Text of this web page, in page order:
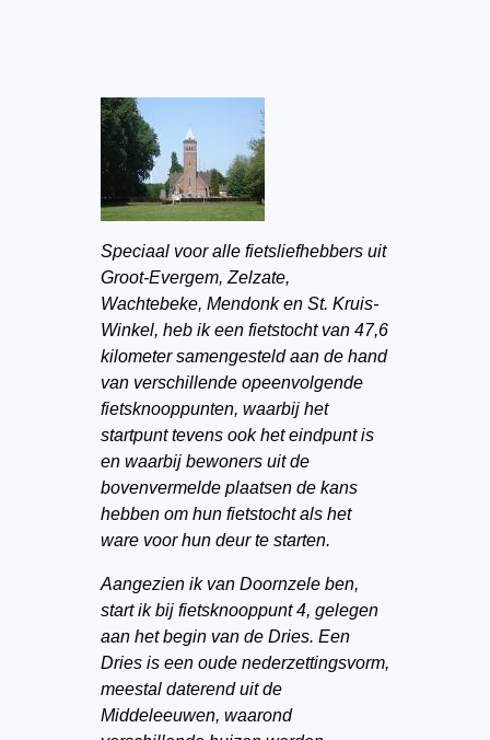
Speciaal voor alle fietsliefhebbers uit
Groot-Evergem, Zelzate,
Wachtebeke, Mendonk en St. Kruis-
Winkel, heb ik een fietstocht van 47,6
kilometer samengesteld aan de hand
van verschillende opeenvolgende
fietsknooppunten, waarbij het
startpunt tevens ook het eindpunt is
en waarbij bewoners uit de
bovenvermelde plaatsen de kans
hebben om hun fietstocht als het
ware voor hun deur te starten.
Aangezien ik van Doornzele ben,
start ik bij fietsknooppunt 4, gelegen
aan het begin van de Dries. Een
Dries is een oude nederzettingsvorm,
meestal daterend uit de
Middeleeuwen, waarond